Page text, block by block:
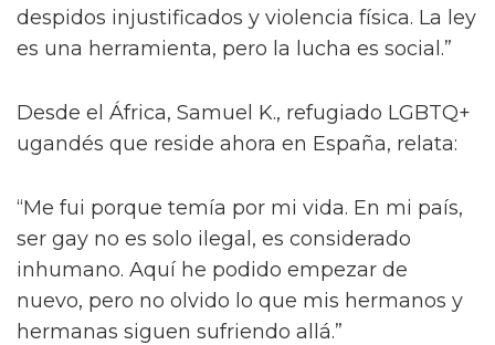
despidos injustificados y violencia física. La ley
es una herramienta, pero la lucha es social.”
Desde el África, Samuel K., refugiado LGBTQ+
ugandés que reside ahora en España, relata:
“Me fui porque temía por mi vida. En mi país,
ser gay no es solo ilegal, es considerado
inhumano. Aquí he podido empezar de
nuevo, pero no olvido lo que mis hermanos y
hermanas siguen sufriendo allá.”